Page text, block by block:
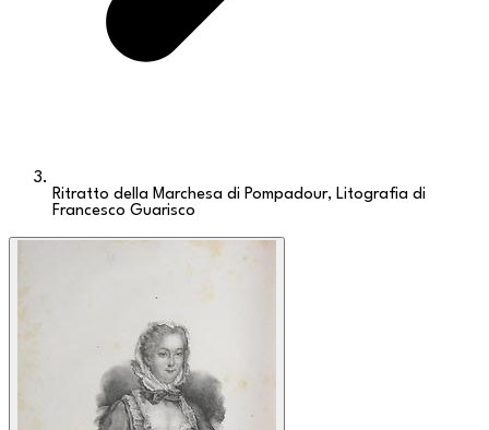
Ritratto della Marchesa di Pompadour, Litografia di
Francesco Guarisco